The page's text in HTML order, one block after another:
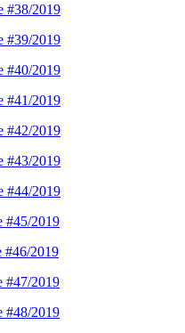
#38/2019
#39/2019
#40/2019
#41/2019
#42/2019
#43/2019
#44/2019
#45/2019
#46/2019
#47/2019
#48/2019